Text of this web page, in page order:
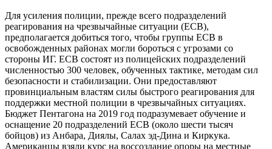
Для усиления полиции, прежде всего подразделений
реагирования на чрезвычайные ситуации (ЕСВ),
предполагается добиться того, чтобы группы ЕСВ в
освобожденных районах могли бороться с угрозами со
стороны ИГ. ЕСВ состоят из полицейских подразделений
численностью 300 человек, обученных тактике, методам сил
безопасности и стабилизации. Они предоставляют
провинциальным властям силы быстрого реагирования для
поддержки местной полиции в чрезвычайных ситуациях.
Бюджет Пентагона на 2019 год подразумевает обучение и
оснащение 20 подразделений ЕСВ (около шести тысяч
бойцов) из Анбара, Диялы, Салах эд-Дина и Киркука.
Американцы взяли курс на воссоздание опоры на местные